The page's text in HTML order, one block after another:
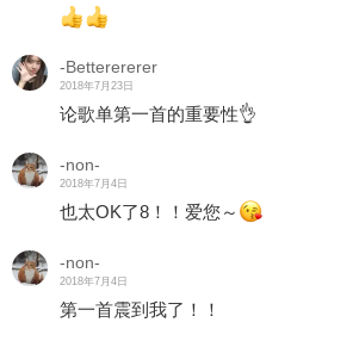
-Betterererer
2018年7月23日
论歌单第一首的重要性👌
-non-
2018年7月4日
也太OK了8！！爱您～
-non-
2018年7月4日
第一首震到我了！！